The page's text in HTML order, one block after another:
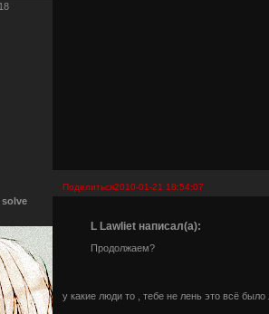
Поделиться2010-01-21 18:54:07
L Lawliet написал(а):
Продолжаем?
у какие люди то , тебе не лень это всё было